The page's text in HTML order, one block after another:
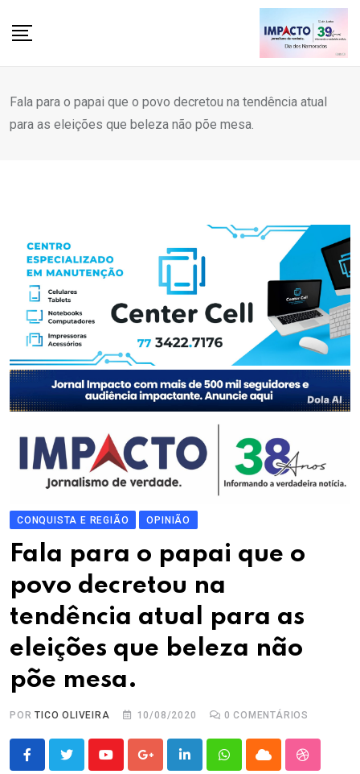
Fala para o papai que o povo decretou na tendência atual
para as eleições que beleza não põe mesa.
CONQUISTA E REGIÃO OPINIÃO
Fala para o papai que o
povo decretou na
tendência atual para as
eleições que beleza não
põe mesa.
PORTICO OLIVEIRA 10/08/2020 0 COMENTÁRIOS
YoutubeGoogle+LinkedInWhatsappCloud